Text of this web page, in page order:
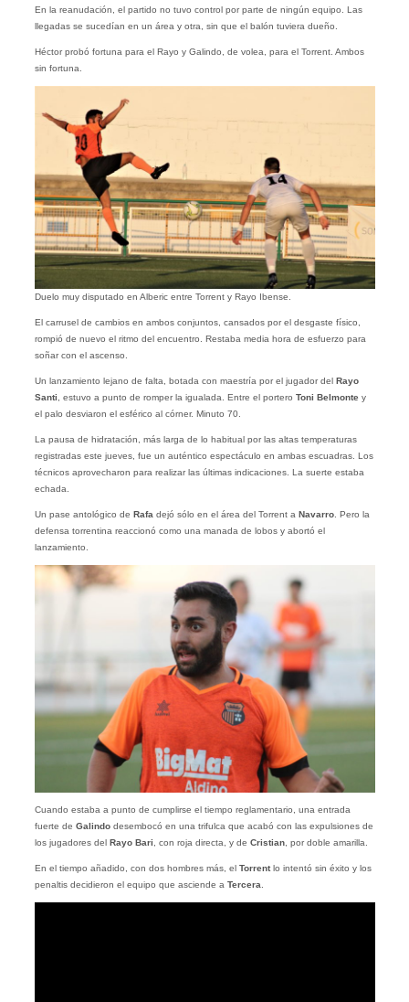
En la reanudación, el partido no tuvo control por parte de ningún equipo. Las
llegadas se sucedían en un área y otra, sin que el balón tuviera dueño.
Héctor probó fortuna para el Rayo y Galindo, de volea, para el Torrent. Ambos
sin fortuna.
Duelo muy disputado en Alberic entre Torrent y Rayo Ibense.
El carrusel de cambios en ambos conjuntos, cansados por el desgaste físico,
rompió de nuevo el ritmo del encuentro. Restaba media hora de esfuerzo para
soñar con el ascenso.
Un lanzamiento lejano de falta, botada con maestría por el jugador del Rayo
Santi , estuvo a punto de romper la igualada. Entre el portero Toni Belmontey
el palo desviaron el esférico al córner. Minuto 70.
La pausa de hidratación, más larga de lo habitual por las altas temperaturas
registradas este jueves, fue un auténtico espectáculo en ambas escuadras. Los
técnicos aprovecharon para realizar las últimas indicaciones. La suerte estaba
echada.
Un pase antológico de Rafa dejó sólo en el área del Torrent a Navarro. Pero la
defensa torrentina reaccionó como una manada de lobos y abortó el
lanzamiento.
Cuando estaba a punto de cumplirse el tiempo reglamentario, una entrada
fuerte de Galindodesembocó en una trifulca que acabó con las expulsiones de
los jugadores del Rayo Bari , con roja directa, y de Cristian, por doble amarilla.
En el tiempo añadido, con dos hombres más, el Torrentlo intentó sin éxito y los
penaltis decidieron el equipo que asciende a Tercera